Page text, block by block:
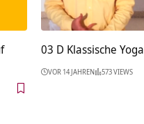
03 D Klassische
VOR 14 JAHREN 573 VIEWS